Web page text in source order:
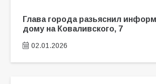
Глава города разьяснил
дому на Коваливского, 7
02.01.2026